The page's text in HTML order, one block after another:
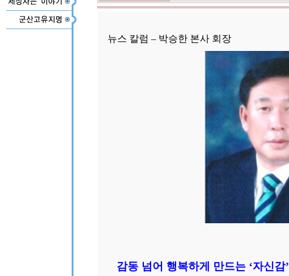
뉴스 칼럼 – 박승한 본사 회장
감동 넘어 행복하게 만드는 ‘자신감’